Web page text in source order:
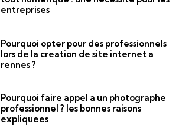
entreprises
Pourquoi opter pour des professionnels
lors de la creation de site internet a
rennes ?
Pourquoi faire appel a un photographe
professionnel ? les bonnes raisons
expliquees